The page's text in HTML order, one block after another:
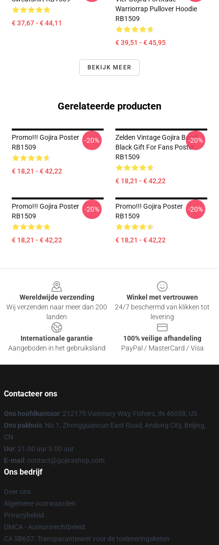
€ 37,67 - € 44,11
Warriorrap Pullover Hoodie
RB1509
€ 39,51 - € 45,95
BEKIJK MEER
Gerelateerde producten
Promo!!! Gojira Poster
RB1509
€ 18,21 - € 42,22
-20%
Zelden Vintage Gojira Band
Black Gift For Fans Poster
RB1509
€ 18,21 - € 42,22
-20%
Promo!!! Gojira Poster
RB1509
€ 18,21 - € 42,22
-20%
Promo!!! Gojira Poster
RB1509
€ 18,21 - € 42,22
-20%
Wereldwijde verzending
Wij verzenden naar meer dan 200
landen
Winkel met vertrouwen
24/7 beschermd van klikken tot
levering
Internationale garantie
Aangeboden in het gebruiksland
100% veilige afhandeling
PayPal / MasterCard / Visa
Contacteer ons
Ons hoofdkantoor: 212175 Visionary Way, Fishers, IN 46038, US
Ons pakhuis: No.1, Zhongguancun East Road, Andong City, Beijing,
CN
Uur: 21.00 uur 5.00 uur
E-mail : contact@gojirashop.com
Ons bedrijf
Over ons
Algemene voorwaarden
Privacybeleid
DMCA - Auteursrechtbeleid
CA SB657: Transparantiewet voor de toeleveringsketen